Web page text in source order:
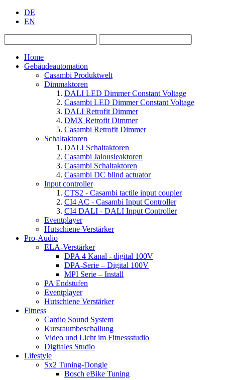
DE
EN
Home
Gebäudeautomation
Casambi Produktwelt
Dimmaktoren
DALI LED Dimmer Constant Voltage
Casambi LED Dimmer Constant Voltage
DALI Retrofit Dimmer
DMX Retrofit Dimmer
Casambi Retrofit Dimmer
Schaltaktoren
DALI Schaltaktoren
Casambi Jalousieaktoren
Casambi Schaltaktoren
Casambi DC blind actuator
Input controller
CTS2 - Casambi tactile input coupler
CI4 AC - Casambi Input Controller
CI4 DALI - DALI Input Controller
Eventplayer
Hutschiene Verstärker
Pro-Audio
ELA-Verstärker
DPA 4 Kanal - digital 100V
DPA-Serie – Digital 100V
MPI Serie – Install
PA Endstufen
Eventplayer
Hutschiene Verstärker
Fitness
Cardio Sound System
Kursraumbeschallung
Video und Licht im Fitnessstudio
Digitales Studio
Lifestyle
Sx2 Tuning-Dongle
Bosch eBike Tuning